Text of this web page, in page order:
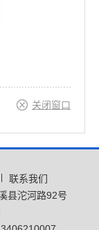
关闭窗口
联系我们
县沱河路92号